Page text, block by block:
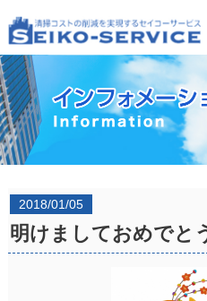
2018/01/05
明けましておめでと